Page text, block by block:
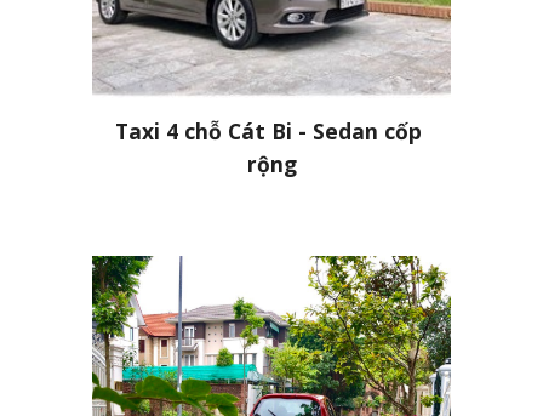
Taxi 4 chỗ Cát Bi - Sedan cốp
rộng